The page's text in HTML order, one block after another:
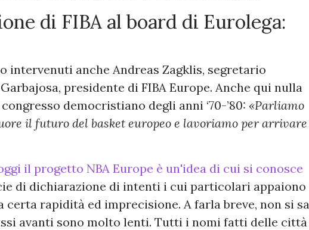
di FIBA al board di Eurolega:
intervenuti anche Andreas Zagklis, segretario
presidente di FIBA Europe. Anche qui nulla
democristiano degli anni ‘70-’80: «Parliamo
il futuro del basket europeo e lavoriamo per arrivare
il progetto NBA Europe è un'idea di cui si conosce
di dichiarazione di intenti i cui particolari appaiono
certa rapidità ed imprecisione. A farla breve, non si sa
avanti sono molto lenti. Tutti i nomi fatti delle città